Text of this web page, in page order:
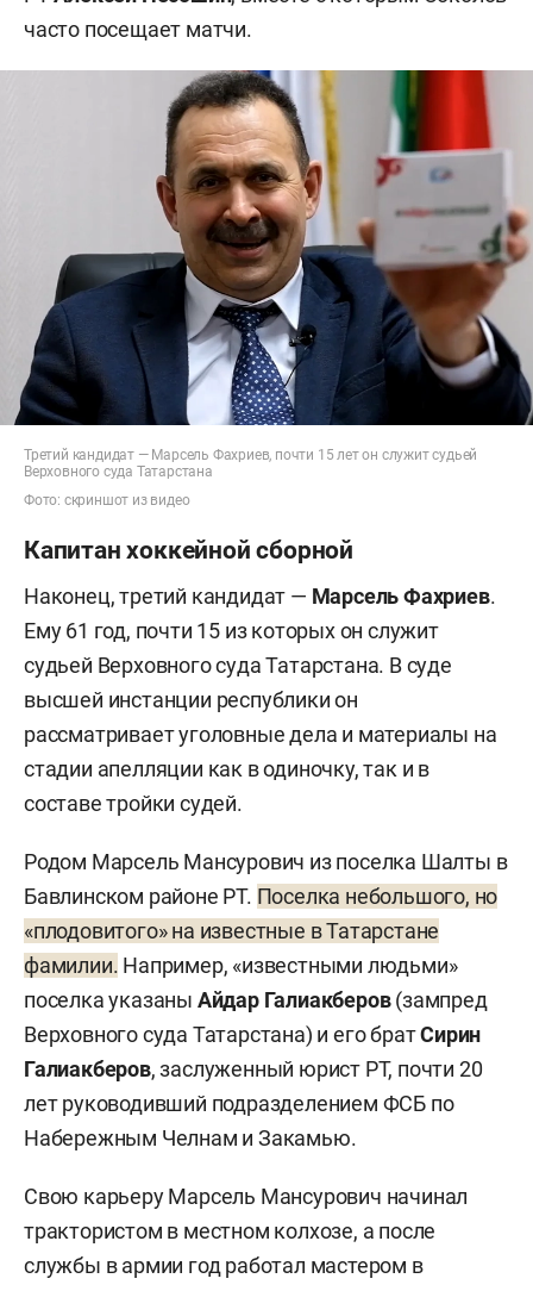
часто посещает матчи.
Третий кандидат — Марсель Фахриев, почти 15 лет он служит судьей
Верховного суда Татарстана
Фото: скриншот из видео
Капитан хоккейной сборной
Наконец, третий кандидат — Марсель Фахриев.
Ему 61 год, почти 15 из которых он служит
судьей Верховного суда Татарстана. В суде
высшей инстанции республики он
рассматривает уголовные дела и материалы на
стадии апелляции как в одиночку, так и в
составе тройки судей.
Родом Марсель Мансурович из поселка Шалты в
Бавлинском районе РТ. Поселка небольшого, но
«плодовитого» на известные в Татарстане
фамилии. Например, «известными людьми»
поселка указаны Айдар Галиакберов(зампред
Верховного суда Татарстана) и его братСирин
Галиакберов, заслуженный юрист РТ, почти 20
лет руководивший подразделением ФСБ по
Набережным Челнам и Закамью.
Свою карьеру Марсель Мансурович начинал
трактористом в местном колхозе, а после
службы в армии год работал мастером в